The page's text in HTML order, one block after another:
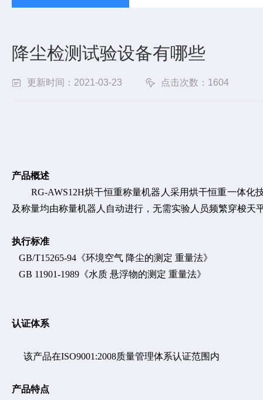
降尘检测试验设备有哪些
更新时间：2021-03-23 点击次数：1604
产品概述
RG-AWS12H烘干恒重称量机器人采用烘干恒重一体化
及称量均由称量机器人自动进行，无需实验人员频繁穿梭
执行标准
GB/T15265-94《环境空气 降尘的测定 重量法》
GB 11901-1989《水质 悬浮物的测定 重量法》
认证体系
该产品在ISO9001:2008质量管理体系认证范围内
产品特点